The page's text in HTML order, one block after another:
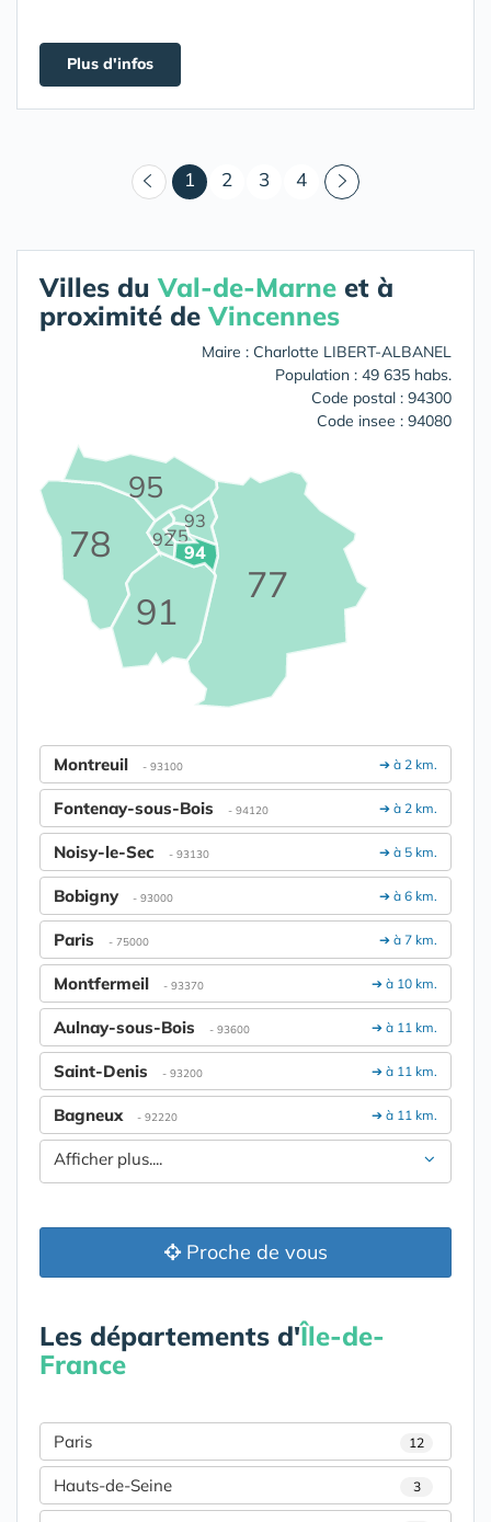
Plus d'infos
1 (courant)
2 3 4
Villes duVal-de-Marne et à
proximité deVincennes
Maire : Charlotte LIBERT-ALBANEL
Population : 49 635 habs.
Code postal : 94300
Code insee : 94080
75
77
78
91
92
93
94
95
➔ à 2 km.
Montreuil - 93100
➔ à 2 km.
Fontenay-sous-Bois - 94120
➔ à 5 km.
Noisy-le-Sec - 93130
➔ à 6 km.
Bobigny - 93000
➔ à 7 km.
Paris - 75000
➔ à 10 km.
Montfermeil - 93370
➔ à 11 km.
Aulnay-sous-Bois - 93600
➔ à 11 km.
Saint-Denis - 93200
➔ à 11 km.
Bagneux - 92220
Afficher plus....
Proche de vous
Les départements d'Île-de-
France
Paris 12
Hauts-de-Seine 3